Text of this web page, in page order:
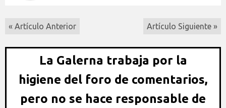
« Artículo Anterior Artículo Siguiente »
La Galerna trabaja por la
higiene del foro de comentarios,
pero no se hace responsable de